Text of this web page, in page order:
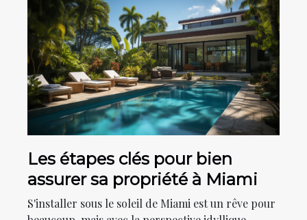
Les étapes clés pour bien
assurer sa propriété à Miami
S'installer sous le soleil de Miami est un rêve pour